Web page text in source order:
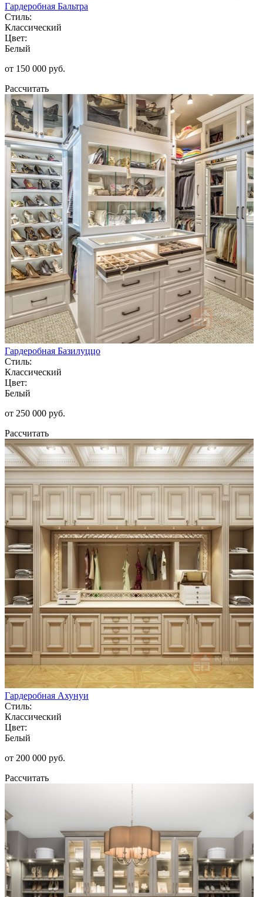
Гардеробная Бальтра
Стиль:
Классический
Цвет:
Белый
от 150 000 руб.
Рассчитать
Гардеробная Базилуццо
Стиль:
Классический
Цвет:
Белый
от 250 000 руб.
Рассчитать
Гардеробная Ахунуи
Стиль:
Классический
Цвет:
Белый
от 200 000 руб.
Рассчитать